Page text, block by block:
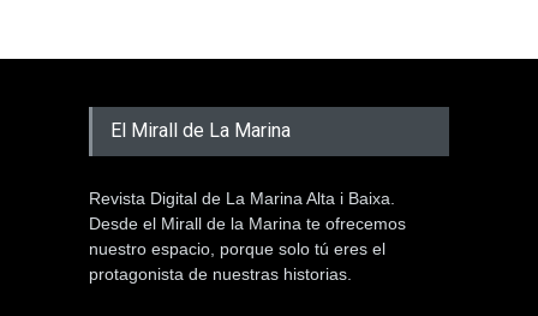
El Mirall de La Marina
Revista Digital de La Marina Alta i Baixa.
Desde el Mirall de la Marina te ofrecemos
nuestro espacio, porque solo tú eres el
protagonista de nuestras historias.